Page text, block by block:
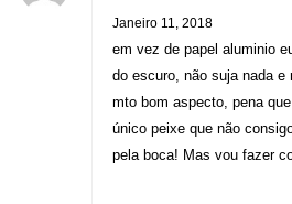
Janeiro 11, 2018
em vez de papel aluminio
do escuro, não suja nada
mto bom aspecto, pena
único peixe que não
pela boca! Mas vou fazer